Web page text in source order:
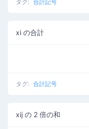
タグ: 合計記号
xi の合計
タグ: 合計記号
xij の 2 倍の和